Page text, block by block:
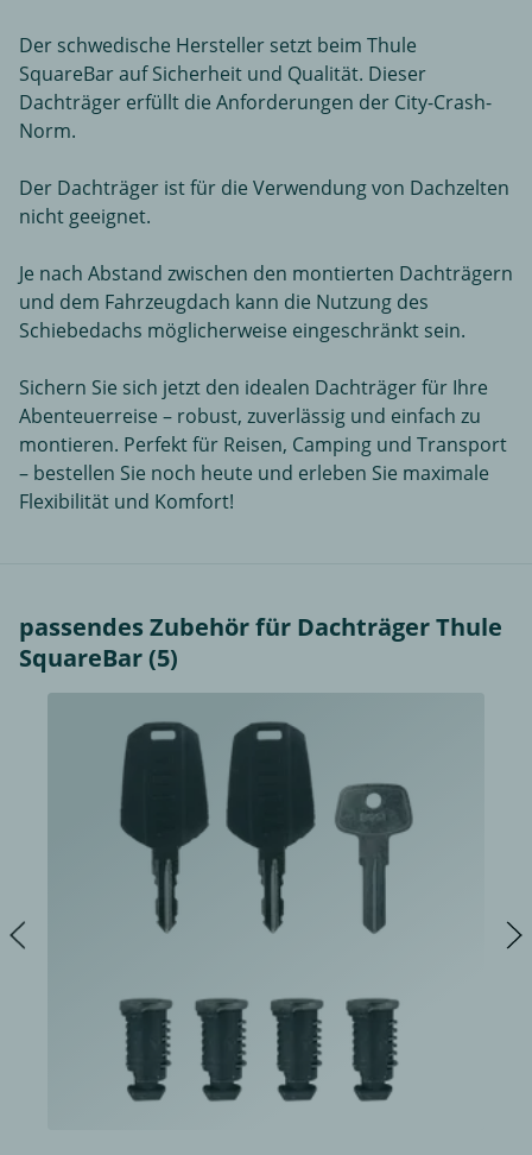
Der schwedische Hersteller setzt beim Thule
SquareBar auf Sicherheit und Qualität. Dieser
Dachträger erfüllt die Anforderungen der City-Crash-
Norm.
Der Dachträger ist für die Verwendung von Dachzelten
nicht geeignet.
Je nach Abstand zwischen den montierten Dachträgern
und dem Fahrzeugdach kann die Nutzung des
Schiebedachs möglicherweise eingeschränkt sein.
Sichern Sie sich jetzt den idealen Dachträger für Ihre
Abenteuerreise – robust, zuverlässig und einfach zu
montieren. Perfekt für Reisen, Camping und Transport
– bestellen Sie noch heute und erleben Sie maximale
Flexibilität und Komfort!
passendes Zubehör für Dachträger Thule
SquareBar (5)